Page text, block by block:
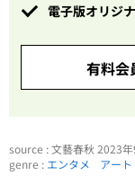
電子版オリジ
有料会
source : 文藝春秋 2023
genre : エンタメ アート